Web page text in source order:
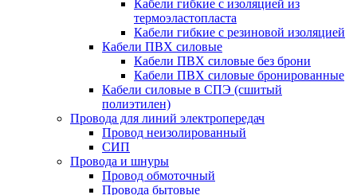
Кабели гибкие с изоляцией из
термоэластопласта
Кабели гибкие с резиновой изоляцией
Кабели ПВХ силовые
Кабели ПВХ силовые без брони
Кабели ПВХ силовые бронированные
Кабели силовые в СПЭ (сшитый
полиэтилен)
Провода для линий электропередач
Провод неизолированный
СИП
Провода и шнуры
Провод обмоточный
Провода бытовые